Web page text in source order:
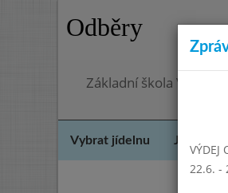
Odběry
Základní škola Vrbno
Vybrat jídelnu Jídelní
VÝDEJ
22.6. -